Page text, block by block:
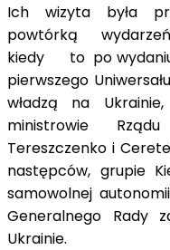
Ich wizyta była
powtórką
kiedy to po wydaniu
pierwszego
władzą na
ministrowie
Tereszczenko i
następców, grupie
samowolnej
Generalnego Rady
Ukrainie.